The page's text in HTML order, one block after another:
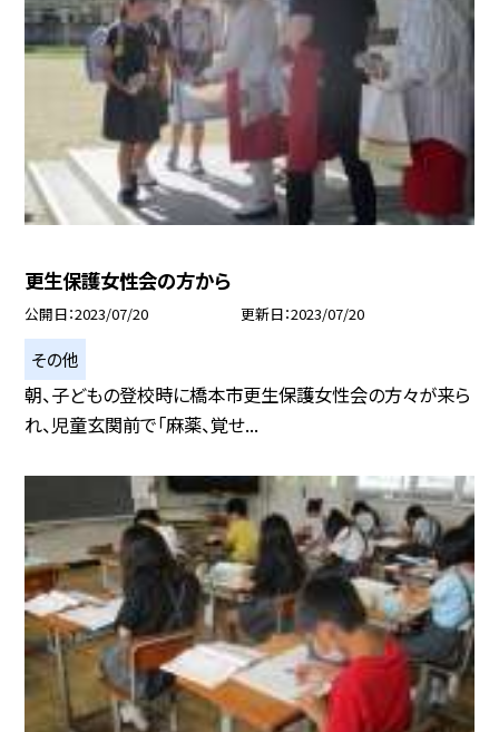
更生保護女性会の方から
公開日 2023/07/20 更新日 2023/07/20
その他
朝、子どもの登校時に橋本市更生保護女性会の方々が来ら
れ、児童玄関前で「麻薬、覚せ...